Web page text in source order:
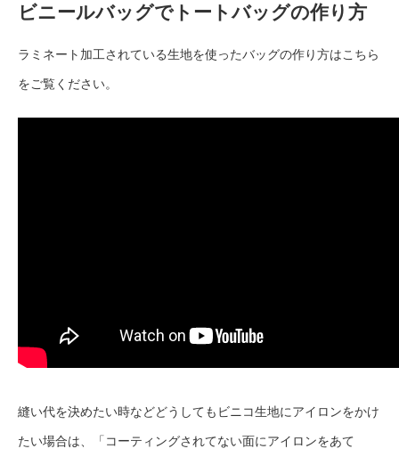
ビニールバッグでトートバッグの作り方
ラミネート加工されている生地を使ったバッグの作り方はこちら
をご覧ください。
縫い代を決めたい時などどうしてもビニコ生地にアイロンをかけ
たい場合は、「コーティングされてない面にアイロンをあて